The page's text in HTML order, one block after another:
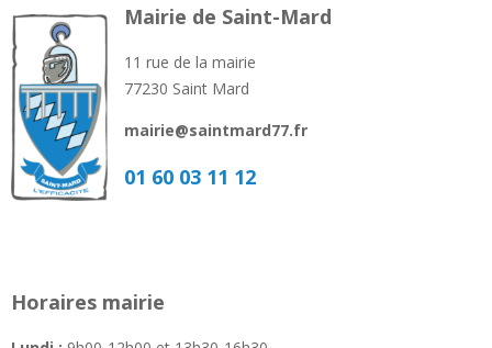
Mairie de Saint-Mard
11 rue de la mairie
77230 Saint Mard
mairie@saintmard77.fr
01 60 03 11 12
Horaires mairie